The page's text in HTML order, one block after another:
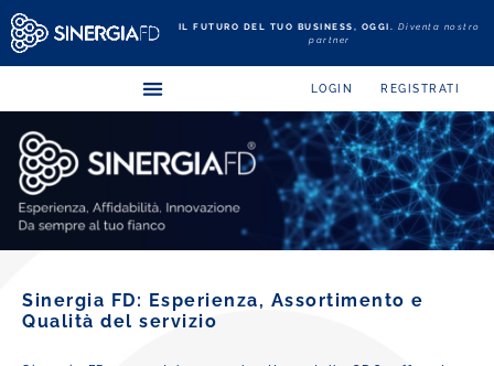
IL FUTURO DEL TUO BUSINESS, OGGI. Diventa nostro
partner
LOGIN REGISTRATI
Sinergia FD: Esperienza, Assortimento e
Qualità del servizio